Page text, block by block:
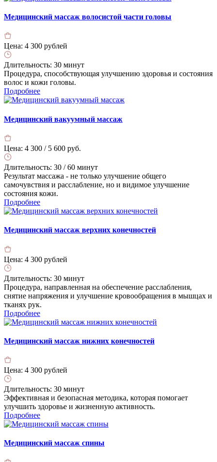
Медицинский массаж волосистой части головы
Цена: 4 300 рублей
Длительность: 30 минут
Процедура, способствующая улучшению здоровья и состояния
волос и кожи головы.
Подробнее
Медицинский вакуумный массаж
Цена: 4 300 / 5 600 руб.
Длительность: 30 / 60 минут
Результат массажа - не только улучшение общего
самочувствия и расслабление, но и видимое улучшение
состояния кожи.
Подробнее
Медицинский массаж верхних конечностей
Цена: 4 300 рублей
Длительность: 30 минут
Процедура, направленная на обеспечение расслабления,
снятие напряжения и улучшение кровообращения в мышцах и
тканях рук.
Подробнее
Медицинский массаж нижних конечностей
Цена: 4 300 рублей
Длительность: 30 минут
Эффективная и безопасная методика, которая помогает
улучшить здоровье и жизненную активность.
Подробнее
Медицинский массаж спины